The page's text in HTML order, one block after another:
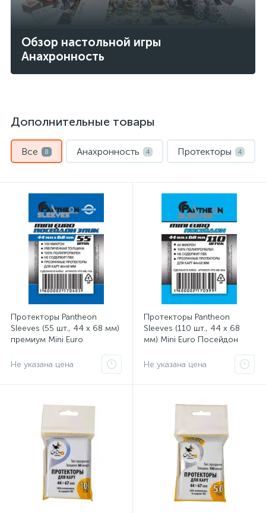
Обзор настольной игры
Анахронность
Дополнительные товары
Все 8 Анахронность 4 Протекторы 4
Протекторы Pantheon
Sleeves (55 шт., 44 x 68 мм)
премиум Mini Euro
Не указана цена
Протекторы Pantheon
Sleeves (110 шт., 44 x 68
мм) Mini Euro Посейдон
Не указана цена